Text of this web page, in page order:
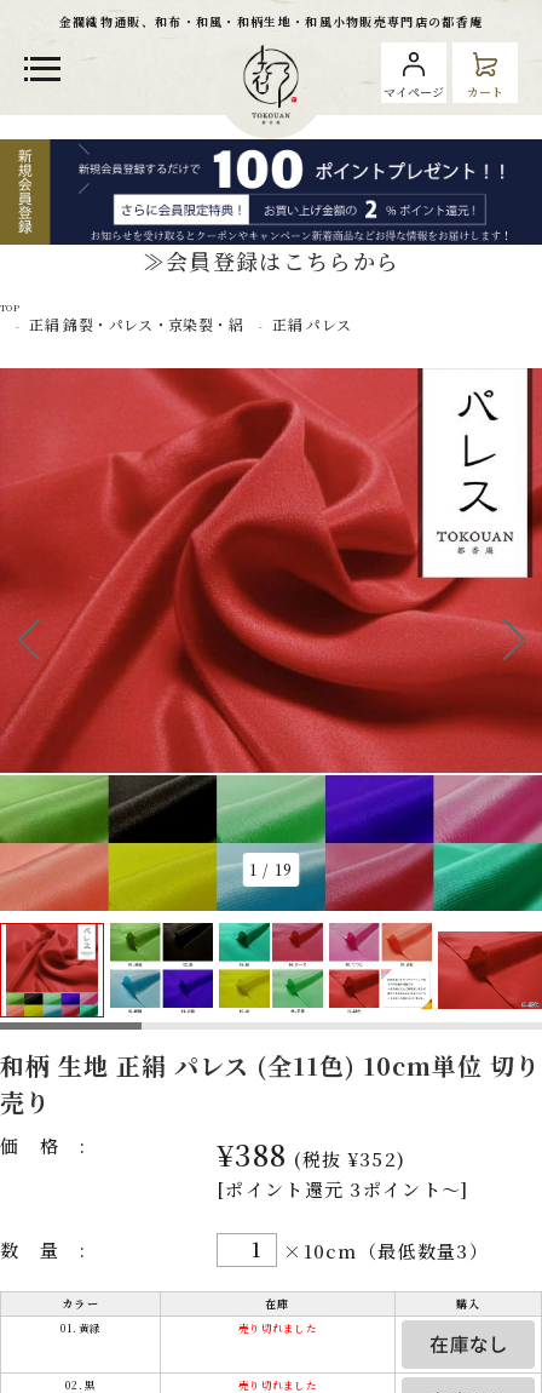
金襴織物通販、和布・和風・和柄生地・和風小物販売専門店の都香庵
マイページ カート
≫会員登録はこちらから
TOP
正絹 錦裂・パレス・京染裂・絽 正絹 パレス
1 / 19
和柄 生地 正絹 パレス (全11色) 10cm単位 切り
売り
価格: ¥388 (税抜 ¥352)
[ポイント還元 3ポイント～]
数量: ×10cm（最低数量3）
カラー 在庫 購入
01.黄緑 売り切れました
02.黒 売り切れました